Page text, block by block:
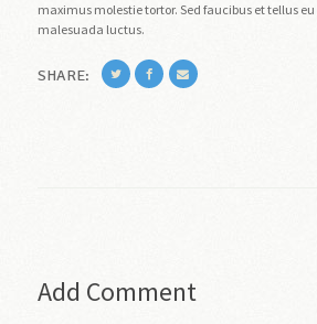
maximus molestie tortor. Sed faucibus et tellus
malesuada luctus.
SHARE:
Add Comment